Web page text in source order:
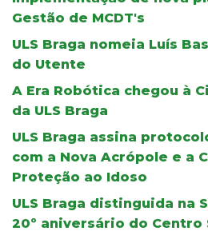
Gestão de MCDT's
ULS Braga nomeia Luís
do Utente
A Era Robótica chegou à
da ULS Braga
ULS Braga assina
com a Nova Acrópole e a
Proteção ao Idoso
ULS Braga distinguida na
20º aniversário do Centro